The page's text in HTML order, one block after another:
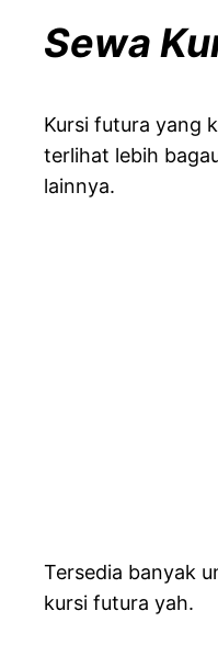
Sewa
Kursi futura yang
terlihat lebih
lainnya.
Tersedia banyak
kursi futura yah.